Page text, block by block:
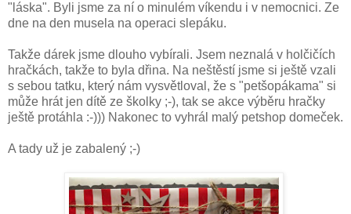
"láska". Byli jsme za ní o minulém víkendu i v nemocnici. Ze
dne na den musela na operaci slepáku.
Takže dárek jsme dlouho vybírali. Jsem neznalá v holčičích
hračkách, takže to byla dřina. Na neštěstí jsme si ještě vzali
s sebou tatku, který nám vysvětloval, že s "petšopákama" si
může hrát jen dítě ze školky ;-), tak se akce výběru hračky
ještě protáhla :-))) Nakonec to vyhrál malý petshop domeček.
A tady už je zabalený ;-)